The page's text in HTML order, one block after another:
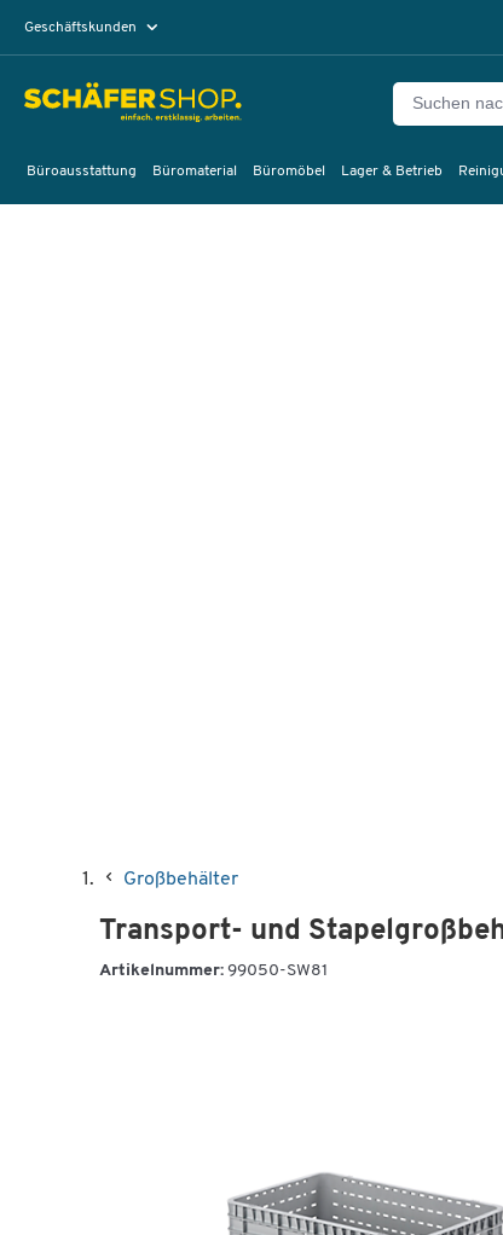
Geschäftskunden
Büroausstattung Büromaterial Büromöbel Lager & Betrieb
Großbehälter
Transport- und
Artikelnummer: 99050-SW81